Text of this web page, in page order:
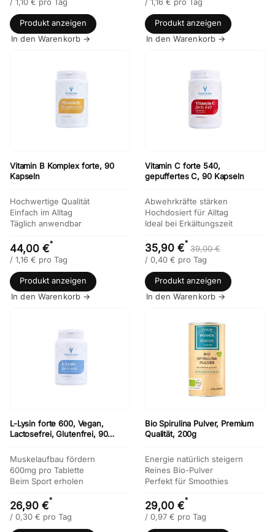
/ 1,10 € pro Tag
Produkt anzeigen
In den Warenkorb →
/ 1,16 € pro Tag
Produkt anzeigen
In den Warenkorb →
Vitamin B Komplex forte, 90
Kapseln
Hochwertige Qualität
Einfach im Alltag
Täglich anwendbar
44,00 €*
/ 1,16 € pro Tag
Produkt anzeigen
In den Warenkorb →
Vitamin C forte 540,
gepuffertes C, 90 Kapseln
Abwehrkräfte stärken
Hochdosiert für Alltag
Ideal bei Erkältungszeit
35,90 €*
39,00 €
/ 0,40 € pro Tag
Produkt anzeigen
In den Warenkorb →
L-Lysin forte 600, Vegan,
Lactosefrei, Glutenfrei, 90
Muskelaufbau fördern
600mg pro Tablette
Beim Sport erholen
26,90 €*
/ 0,30 € pro Tag
Bio Spirulina Pulver, Premium
Qualität, 200g
Energie natürlich steigern
Reines Bio-Pulver
Perfekt für Smoothies
29,00 €*
/ 0,97 € pro Tag